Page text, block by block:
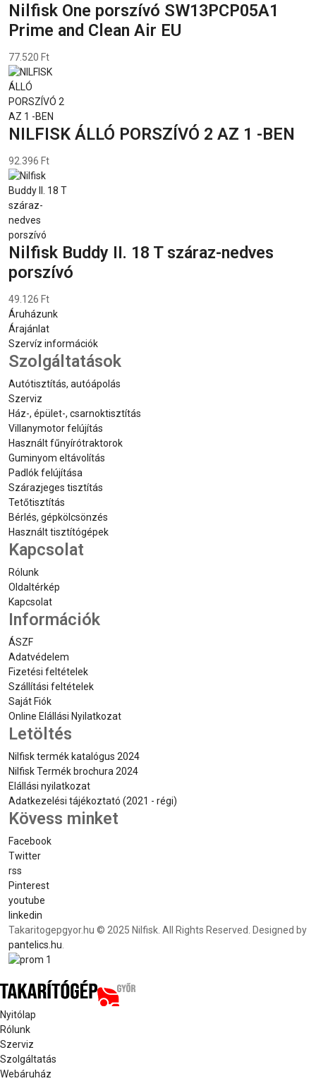
Nilfisk One porszívó SW13PCP05A1
Prime and Clean Air EU
77.520 Ft
NILFISK ÁLLÓ PORSZÍVÓ 2 AZ 1 -BEN
92.396 Ft
Nilfisk Buddy II. 18 T száraz-nedves
porszívó
49.126 Ft
Áruházunk
Árajánlat
Szervíz információk
Szolgáltatások
Autótisztítás, autóápolás
Szerviz
Ház-, épület-, csarnoktisztítás
Villanymotor felújítás
Használt fűnyírótraktorok
Guminyom eltávolítás
Padlók felújítása
Szárazjeges tisztítás
Tetőtisztítás
Bérlés, gépkölcsönzés
Használt tisztítógépek
Kapcsolat
Rólunk
Oldaltérkép
Kapcsolat
Információk
ÁSZF
Adatvédelem
Fizetési feltételek
Szállítási feltételek
Saját Fiók
Online Elállási Nyilatkozat
Letöltés
Nilfisk termék katalógus 2024
Nilfisk Termék brochura 2024
Elállási nyilatkozat
Adatkezelési tájékoztató (2021 - régi)
Kövess minket
Facebook
Twitter
rss
Pinterest
youtube
linkedin
Takaritogepgyor.hu © 2025 Nilfisk. All Rights Reserved. Designed by
pantelics.hu
Nyitólap
Rólunk
Szerviz
Szolgáltatás
Webáruház